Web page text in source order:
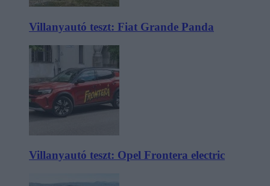
Villanyautó teszt: Fiat Grande Panda
Villanyautó teszt: Opel Frontera electric